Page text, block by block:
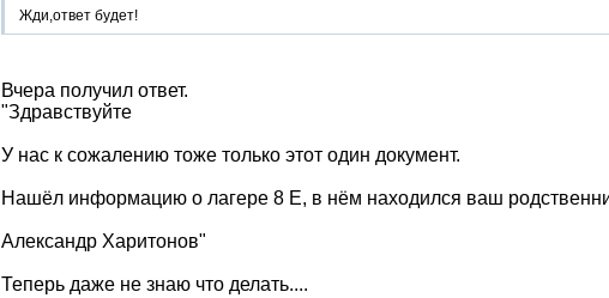
Жди,ответ будет!
Вчера получил ответ.
"Здравствуйте
У нас к сожалению тоже только этот один документ.
Нашёл информацию о лагере 8 Е, в нём находился ваш
Александр Харитонов"
Теперь даже не знаю что делать....